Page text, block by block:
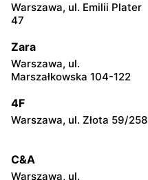
CCC
CCC
Otwock, ul. Kupiecka 2
CCC
CCC
Warszawa, ul. Emilii Plater
47
Zara
Warszawa, ul.
Marszałkowska 104-122
4F
Warszawa, ul. Złota 59/258
C&A
Warszawa, ul.